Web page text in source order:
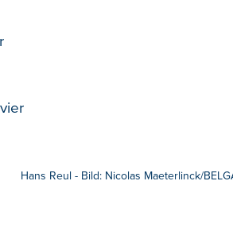
Hans Reul - Bild: Nicolas Maeterlinck/